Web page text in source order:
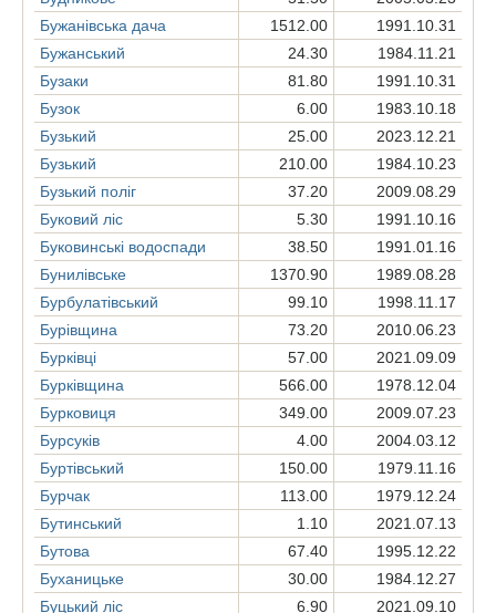
Бужанівська дача
1512.00
1991.10.31
Бужанський
24.30
1984.11.21
Бузаки
81.80
1991.10.31
Бузок
6.00
1983.10.18
Бузький
25.00
2023.12.21
Бузький
210.00
1984.10.23
Бузький поліг
37.20
2009.08.29
Буковий ліс
5.30
1991.10.16
Буковинські водоспади
38.50
1991.01.16
Бунилівське
1370.90
1989.08.28
Бурбулатівський
99.10
1998.11.17
Бурівщина
73.20
2010.06.23
Бурківці
57.00
2021.09.09
Бурківщина
566.00
1978.12.04
Бурковиця
349.00
2009.07.23
Бурсуків
4.00
2004.03.12
Буртівський
150.00
1979.11.16
Бурчак
113.00
1979.12.24
Бутинський
1.10
2021.07.13
Бутова
67.40
1995.12.22
Буханицьке
30.00
1984.12.27
Буцький ліс
6.90 2021.09.10